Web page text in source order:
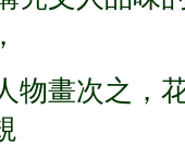
畫次之，